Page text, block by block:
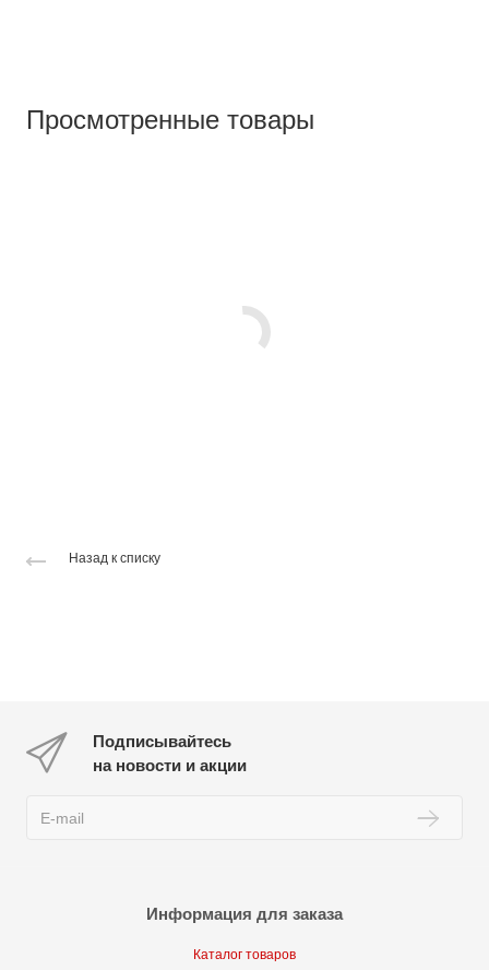
Просмотренные товары
Назад к списку
Подписывайтесь
на новости и акции
Информация для заказа
Каталог товаров